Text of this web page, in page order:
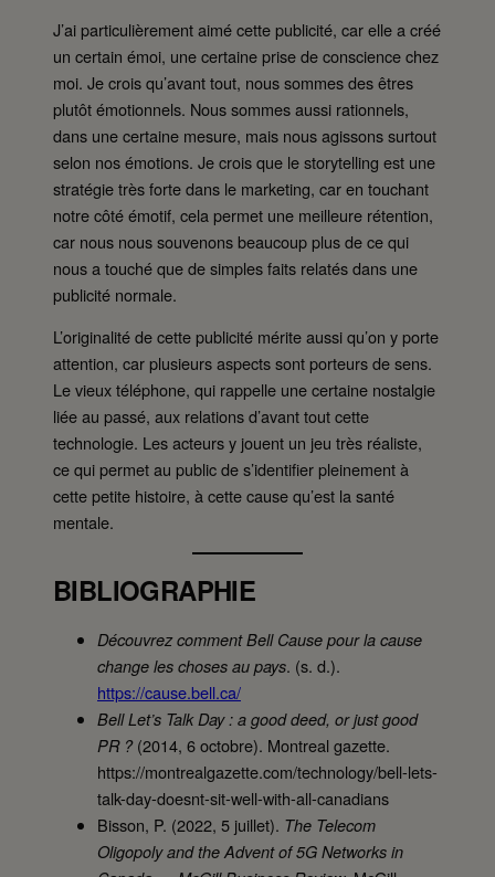
J’ai particulièrement aimé cette publicité, car elle a créé
un certain émoi, une certaine prise de conscience chez
moi. Je crois qu’avant tout, nous sommes des êtres
plutôt émotionnels. Nous sommes aussi rationnels,
dans une certaine mesure, mais nous agissons surtout
selon nos émotions. Je crois que le storytelling est une
stratégie très forte dans le marketing, car en touchant
notre côté émotif, cela permet une meilleure rétention,
car nous nous souvenons beaucoup plus de ce qui
nous a touché que de simples faits relatés dans une
publicité normale.
L’originalité de cette publicité mérite aussi qu’on y porte
attention, car plusieurs aspects sont porteurs de sens.
Le vieux téléphone, qui rappelle une certaine nostalgie
liée au passé, aux relations d’avant tout cette
technologie. Les acteurs y jouent un jeu très réaliste,
ce qui permet au public de s’identifier pleinement à
cette petite histoire, à cette cause qu’est la santé
mentale.
BIBLIOGRAPHIE
Découvrez comment Bell Cause pour la cause
change les choses au pays. (s. d.).
https://cause.bell.ca/
Bell Let’s Talk Day : a good deed, or just good
PR ? (2014, 6 octobre). Montreal gazette.
https://montrealgazette.com/technology/bell-lets-
talk-day-doesnt-sit-well-with-all-canadians
Bisson, P. (2022, 5 juillet). The Telecom
Oligopoly and the Advent of 5G Networks in